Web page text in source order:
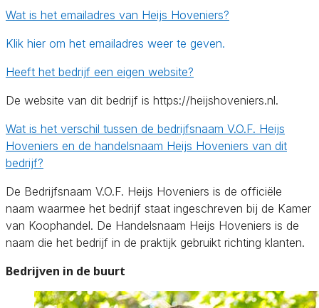
Wat is het emailadres van Heijs Hoveniers?
Klik hier om het emailadres weer te geven.
Heeft het bedrijf een eigen website?
De website van dit bedrijf is https://heijshoveniers.nl.
Wat is het verschil tussen de bedrijfsnaam V.O.F. Heijs
Hoveniers en de handelsnaam Heijs Hoveniers van dit
bedrijf?
De Bedrijfsnaam V.O.F. Heijs Hoveniers is de officiële
naam waarmee het bedrijf staat ingeschreven bij de Kamer
van Koophandel. De Handelsnaam Heijs Hoveniers is de
naam die het bedrijf in de praktijk gebruikt richting klanten.
Bedrijven in de buurt